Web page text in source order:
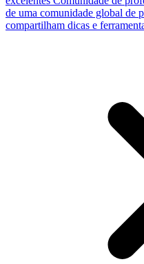
de uma comunidade global de
compartilham dicas e